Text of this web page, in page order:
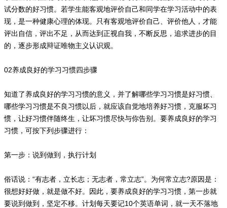
试分数的好习惯。若学生能客观地评价自己和同学在学习活动中的表
现，是一种健康心理的体现。只有客观地评价自己、评价他人，才能
评出自信，评出不足，从而达到正视自我，不断反思，追求进步的目
的，逐步形成辩证唯物主义认识观。
02养成良好的学习习惯四步骤
知道了养成良好的学习习惯的意义，并了解哪些学习习惯是好习惯、
哪些学习习惯是不良习惯以后，就应该自觉地培养好习惯，克服坏习
惯，让好习惯伴随终生，让坏习惯尽快与你告别。要养成良好的学习
习惯，可按下列步骤进行：
第一步：说到做到，执行计划
俗话说：“有志者，立长志；无志者，常立志”。为何常立志?原因是：
很想好好做，就是做不好。因此，要养成良好的学习习惯，第一步就
要说到做到，坚定不移。计划每天要记10个英语单词，就一天不落地